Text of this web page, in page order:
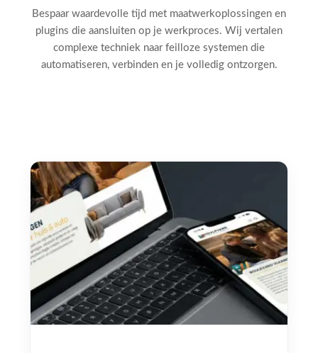
Bespaar waardevolle tijd met maatwerkoplossingen en
plugins die aansluiten op je werkproces. Wij vertalen
complexe techniek naar feilloze systemen die
automatiseren, verbinden en je volledig ontzorgen.